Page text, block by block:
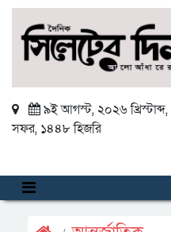
৯ই আগস্ট, ২০২৬ খ্রিস্টাব্দ,
সফর, ১৪৪৮ হিজরি